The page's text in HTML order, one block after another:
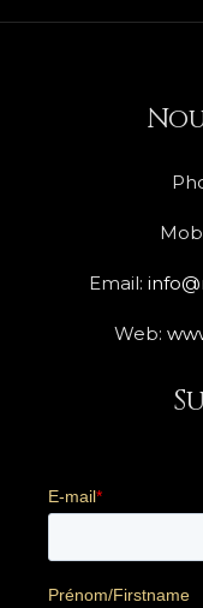
Email:
Web: